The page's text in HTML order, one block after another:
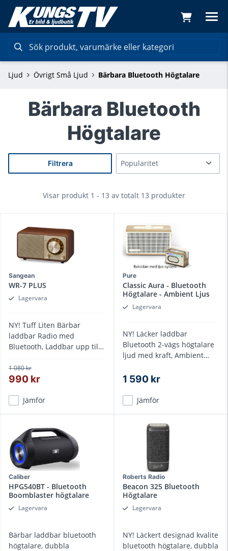
Ljud Övrigt Små Ljud Bärbara Bluetooth Högtalare
Bärbara Bluetooth
Högtalare
Filtrera
Visar produkt 1 - 13 av totalt 13 produkter
Sangean
WR-7 PLUS
Lagervara
NY! Tuff Liten Bärbar
laddbar Radio med
Bluetooth, Laddbar upp till
1 080 kr
990 kr
Jämför
Pure
Classic Aura - Bluetooth
Högtalare - Ambient Ljus
Lagervara
NY! Läcker laddbar
Bluetooth 2-vägs högtalare
ljud med kraft, Ambient
1 590 kr
Jämför
Caliber
HPG540BT - Bluetooth
Boomblaster högtalare
Lagervara
Bärbar laddbar bluetooth
högtalare, dubbla
Roberts Radio
Beacon 325 Bluetooth
Högtalare
Lagervara
NY! Läckert designad kvalite
bluetooth högtalare, dubbla